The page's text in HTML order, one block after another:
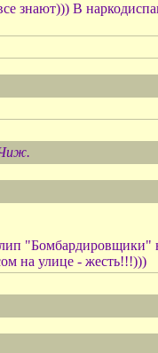
знают))) В
"Бомбардировщики"
на улице - жесть!!!)))